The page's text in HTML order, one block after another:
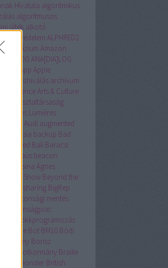
Hivatala algoritmikus
algoritmusos
játék alkotó
állatvédelem ALPHRED2
Gimnázium Amazon
ANA[DIA]LOG
app Apple
archiválás archívum
intelligenceArts & Culture
asztaltársaság
Atelier des Lumières
Audi augmented
Ázsia backup Bad
Bali Baracsi
Bauhaus beacon
Fruzsina Ágnes
Bett Show Beyond the
bicycle sharing BigRep
biztonsági mentés
biztonságpiac
blokkprogramozás
Blue Bot BM10 Bódi
Borisz
botkormány Braille
bridge monster British